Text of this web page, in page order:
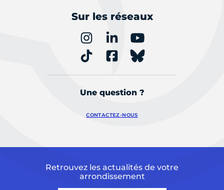
Sur les réseaux
Une question ?
CONTACTEZ-NOUS
Retrouvez les actualités de votre
arrondissement